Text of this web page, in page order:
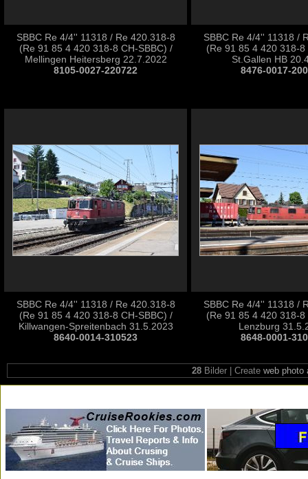
SBBC Re 4/4'' 11318 / Re 420.318-8
(Re 91 85 4 420 318-8 CH-SBBC) /
Mellingen Heitersberg 22.7.2022
8105-0027-220722
SBBC Re 4/4'' 11318 /
(Re 91 85 4 420 318-8
St.Gallen HB
8476-0017-
SBBC Re 4/4'' 11318 / Re 420.318-8
(Re 91 85 4 420 318-8 CH-SBBC) /
Killwangen-Spreitenbach 31.5.2023
8640-0014-310523
SBBC Re 4/4'' 11318 /
(Re 91 85 4 420 318-8
Lenzburg
8648-0001-
28Bilder | Create web photo